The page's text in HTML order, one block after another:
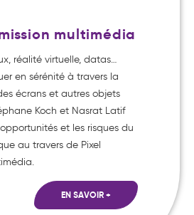
multimédia
réalité virtuelle, datas…
en sérénité à travers la
écrans et autres objets
Koch et Nasrat Latif
et les risques du
au travers de Pixel
EN SAVOIR +